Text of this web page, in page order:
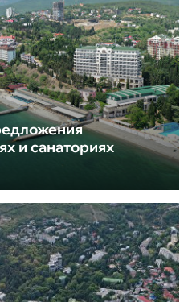
и санаториях